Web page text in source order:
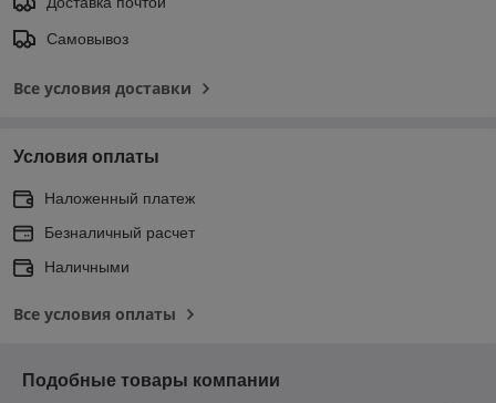
Самовывоз
Все условия доставки
Условия оплаты
Наложенный платеж
Безналичный расчет
Наличными
Все условия оплаты
Подобные товары компании